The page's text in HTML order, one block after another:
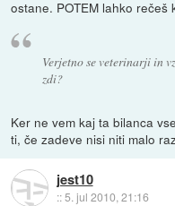
ostane. POTEM lahko rečeš
Verjetno se veterinarji in
zdi?
Ker ne vem kaj ta bilanca
ti, če zadeve nisi niti malo
jest10
::5. jul 2010, 21:16